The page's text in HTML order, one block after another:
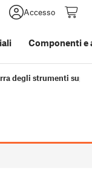
Accesso
Componenti e
degli strumenti